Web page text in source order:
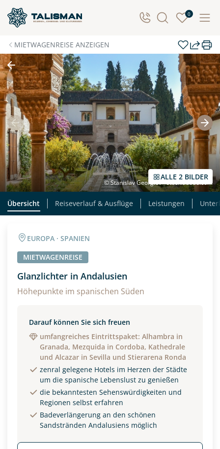
0
MIETWAGENREISE ANZEIGEN
ALLE 2 BILDER
© Stanislav Georgiev - stock.adobe.com
Übersicht Reiseverlauf & Ausflüge Leistungen
EUROPA · SPANIEN
MIETWAGENREISE
Glanzlichter in Andalusien
Höhepunkte im spanischen Süden
Darauf können Sie sich freuen
umfangreiches Eintrittspaket: Alhambra in
Granada, Mezquida in Cordoba, Kathedrale
und Alcazar in Sevilla und Stierarena Ronda
zenral gelegene Hotels im Herzen der Städte
um die spanische Lebenslust zu genießen
die bekanntesten Sehenswürdigkeiten und
Regionen selbst erfahren
Badeverlängerung an den schönen
Sandstränden Andalusiens möglich